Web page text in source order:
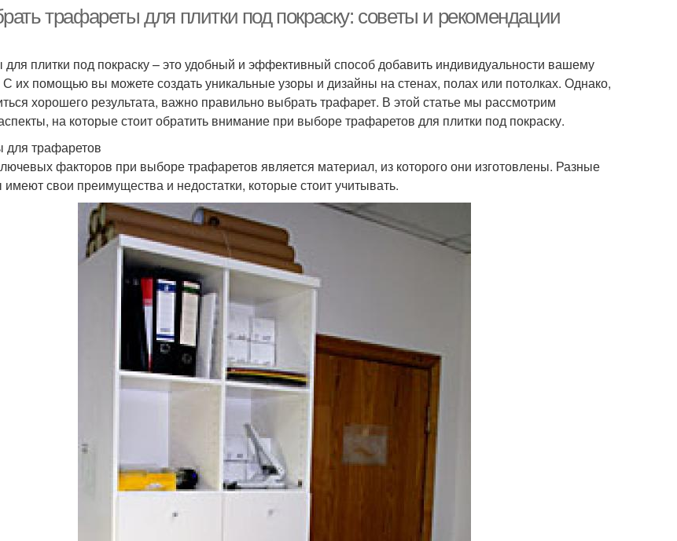
трафареты для плитки под покраску: советы и рекомендации
плитки под покраску – это удобный и эффективный способ добавить индивидуальности вашему
С их помощью вы можете создать уникальные узоры и дизайны на стенах, полах или потолках. Однако,
хорошего результата, важно правильно выбрать трафарет. В этой статье мы рассмотрим
на которые стоит обратить внимание при выборе трафаретов для плитки под покраску.
для трафаретов
факторов при выборе трафаретов является материал, из которого они изготовлены. Разные
свои преимущества и недостатки, которые стоит учитывать.